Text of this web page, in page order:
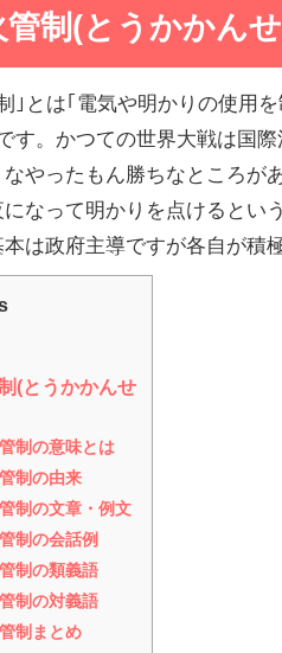
管制(とうかかん
制｣とは｢電気や明かりの使用
す。かつての世界大戦は国
なやったもん勝ちなところが
になって明かりを点けるとい
は政府主導ですが各自が積
(とうかかんせ
制の意味とは
制の由来
制の文章・例文
制の会話例
制の類義語
制の対義語
制まとめ